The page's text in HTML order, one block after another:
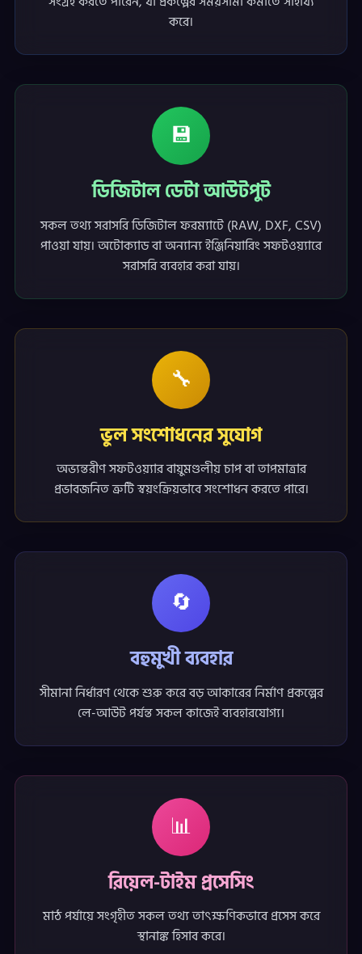
করে।
💾
ডিজিটাল ডেটা আউটপুট
সকল তথ্য সরাসরি ডিজিটাল ফরম্যাটে (RAW, DXF, CSV)
পাওয়া যায়। অটোক্যাড বা অন্যান্য ইঞ্জিনিয়ারিং সফটওয়্যারে
সরাসরি ব্যবহার করা যায়।
🔧
ভুল সংশোধনের সুযোগ
অভ্যন্তরীণ সফটওয়্যার বায়ুমণ্ডলীয় চাপ বা তাপমাত্রার
প্রভাবজনিত ত্রুটি স্বয়ংক্রিয়ভাবে সংশোধন করতে পারে।
🔄
বহুমুখী ব্যবহার
সীমানা নির্ধারণ থেকে শুরু করে বড় আকারের নির্মাণ প্রকল্পের
লে-আউট পর্যন্ত সকল কাজেই ব্যবহারযোগ্য।
📊
রিয়েল-টাইম প্রসেসিং
মাঠ পর্যায়ে সংগৃহীত সকল তথ্য তাৎক্ষণিকভাবে প্রসেস করে
স্থানাঙ্ক হিসাব করে।